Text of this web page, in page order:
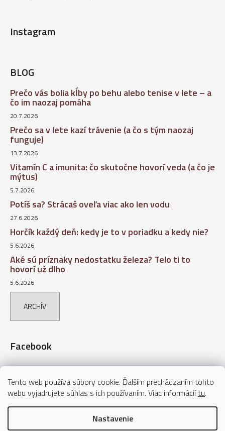
Tento web používa súbory cookie. Ďalším prechádzaním tohto
webu vyjadrujete súhlas s ich používaním. Viac informáciítu.
Nastavenie
Instagram
BLOG
Prečo vás bolia kĺby po behu alebo tenise v lete – a
čo im naozaj pomáha
20.7.2026
Prečo sa v lete kazí trávenie (a čo s tým naozaj
funguje)
13.7.2026
Vitamín C a imunita: čo skutočne hovorí veda (a čo je
mýtus)
5.7.2026
Potíš sa? Strácaš oveľa viac ako len vodu
27.6.2026
Horčík každý deň: kedy je to v poriadku a kedy nie?
5.6.2026
Aké sú príznaky nedostatku železa? Telo ti to
hovorí už dlho
5.6.2026
ARCHÍV
Facebook